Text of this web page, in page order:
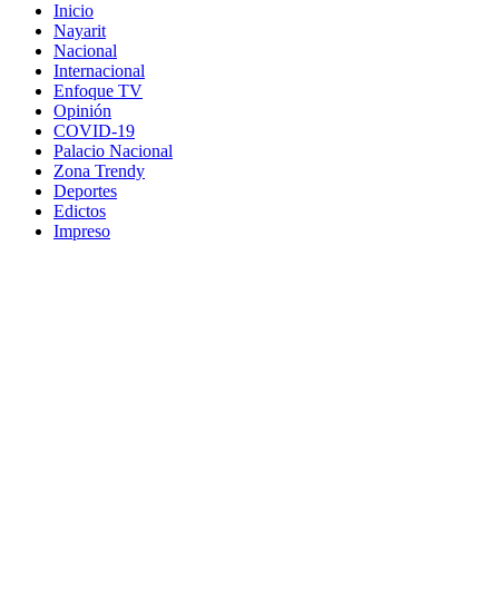
Inicio
Nayarit
Nacional
Internacional
Enfoque TV
Opinión
COVID-19
Palacio Nacional
Zona Trendy
Deportes
Edictos
Impreso